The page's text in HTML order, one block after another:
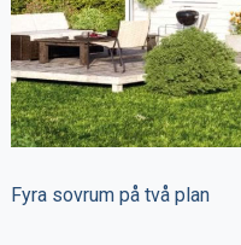
Fyra sovrum på två plan